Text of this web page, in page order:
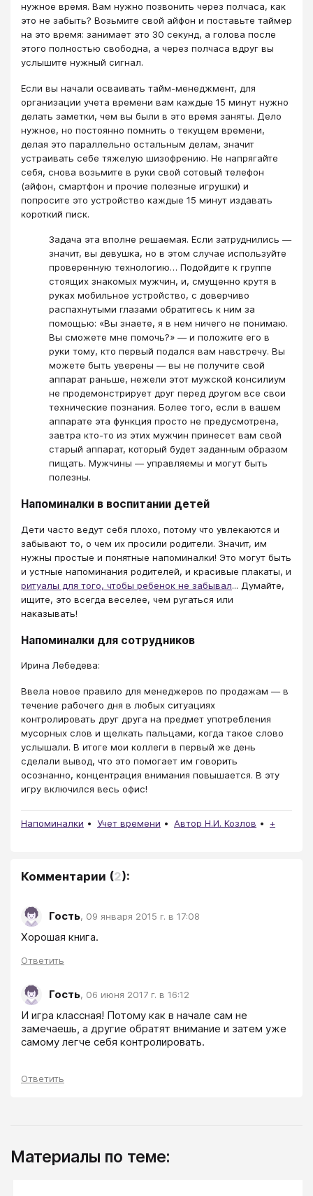
нужное время. Вам нужно позвонить через полчаса, как
это не забыть? Возьмите свой айфон и поставьте таймер
на это время: занимает это 30 секунд, а голова после
этого полностью свободна, а через полчаса вдруг вы
услышите нужный сигнал.
Если вы начали осваивать тайм-менеджмент, для
организации учета времени вам каждые 15 минут нужно
делать заметки, чем вы были в это время заняты. Дело
нужное, но постоянно помнить о текущем времени,
делая это параллельно остальным делам, значит
устраивать себе тяжелую шизофрению. Не напрягайте
себя, снова возьмите в руки свой сотовый телефон
(айфон, смартфон и прочие полезные игрушки) и
попросите это устройство каждые 15 минут издавать
короткий писк.
Задача эта вполне решаемая. Если затруднились —
значит, вы девушка, но в этом случае используйте
проверенную технологию… Подойдите к группе
стоящих знакомых мужчин, и, смущенно крутя в
руках мобильное устройство, с доверчиво
распахнутыми глазами обратитесь к ним за
помощью: «Вы знаете, я в нем ничего не понимаю.
Вы сможете мне помочь?» — и положите его в
руки тому, кто первый подался вам навстречу. Вы
можете быть уверены — вы не получите свой
аппарат раньше, нежели этот мужской консилиум
не продемонстрирует друг перед другом все свои
технические познания. Более того, если в вашем
аппарате эта функция просто не предусмотрена,
завтра кто-то из этих мужчин принесет вам свой
старый аппарат, который будет заданным образом
пищать. Мужчины — управляемы и могут быть
полезны.
Напоминалки в воспитании детей
Дети часто ведут себя плохо, потому что увлекаются и
забывают то, о чем их просили родители. Значит, им
нужны простые и понятные напоминалки! Это могут быть
и устные напоминания родителей, и красивые плакаты, и
ритуалы для того, чтобы ребенок не забывал... Думайте,
ищите, это всегда веселее, чем ругаться или
наказывать!
Напоминалки для сотрудников
Ирина Лебедева:
Ввела новое правило для менеджеров по продажам — в
течение рабочего дня в любых ситуациях
контролировать друг друга на предмет употребления
мусорных слов и щелкать пальцами, когда такое слово
услышали. В итоге мои коллеги в первый же день
сделали вывод, что это помогает им говорить
осознанно, концентрация внимания повышается. В эту
игру включился весь офис!
Напоминалки Учет времени Автор Н.И. Козлов +
Комментарии (2):
Гость, 09 января 2015 г. в 17:08
Хорошая книга.
Ответить
Гость, 06 июня 2017 г. в 16:12
И игра классная! Потому как в начале сам не
замечаешь, а другие обратят внимание и затем уже
самому легче себя контролировать.
Ответить
Материалы по теме: